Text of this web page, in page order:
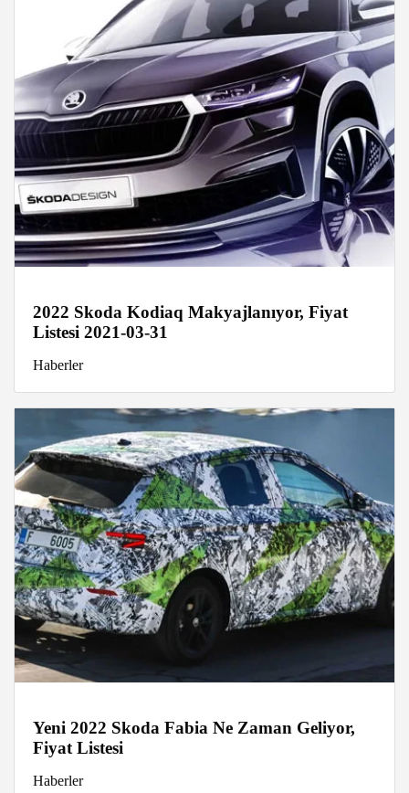
2022 Skoda Kodiaq Makyajlanıyor, Fiyat
Listesi 2021-03-31
Haberler
Yeni 2022 Skoda Fabia Ne Zaman Geliyor,
Fiyat Listesi
Haberler